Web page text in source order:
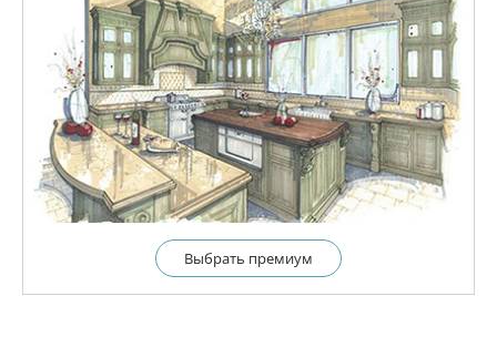
Выбрать премиум